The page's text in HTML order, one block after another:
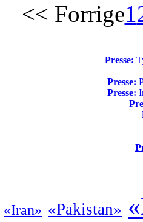
<< Forrige1
Presse:
Presse:
Presse:
«Iran» «Pakistan»